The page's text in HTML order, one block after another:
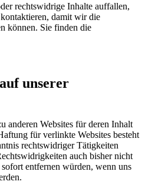
rechtswidrige Inhalte auffallen,
damit wir die
können. Sie finden die
unserer
anderen Websites für deren Inhalt
für verlinkte Websites besteht
rechtswidriger Tätigkeiten
auch bisher nicht
entfernen würden, wenn uns